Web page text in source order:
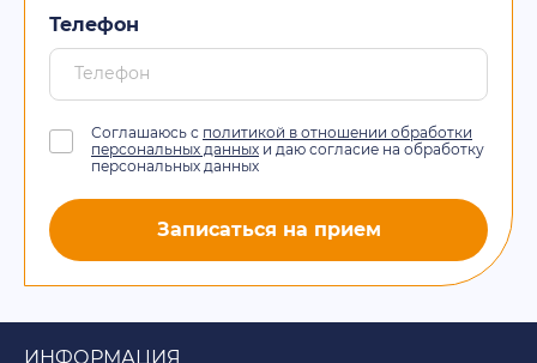
Телефон
Соглашаюсь с политикой в отношении обработки
персональных данных и даю согласие на обработку
персональных данных
Записаться на прием
ИНФОРМАЦИЯ